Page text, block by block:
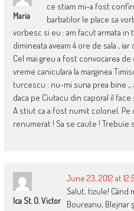
Maria
ce stiam mi-a fost
barbatilor le place sa
vorbesc si eu : am facut armata
dimineata aveam 4 ore de sala ,
Cel mai greu a fost convocarea
vreme caniculara la marginea
turcescu : nu-mi suna prea bine ,,
daca pe Ciutacu din caporal il
A stiut ca a fost numit colonel. Pe
renumerat ! Sa se caute ! Trebuie
Ica St. O. Victor
June 23, 2012 at
Salut, tizule! Când
Boureanu, Blejnar